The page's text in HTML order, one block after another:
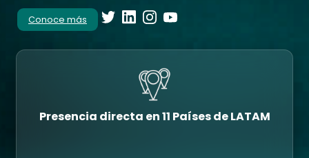
Conoce más
Presencia directa en 11 Países de LATAM